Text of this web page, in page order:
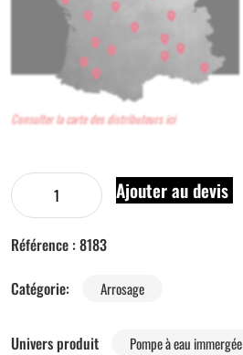
Consulter la carte des distributeurs ici
Ajouter au devis
Référence : 8183
Catégorie:
Arrosage
Univers produit Pompe à eau immergée